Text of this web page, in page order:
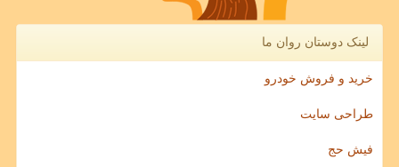
لینک دوستان روان ما
خرید و فروش خودرو
طراحی سایت
فیش حج